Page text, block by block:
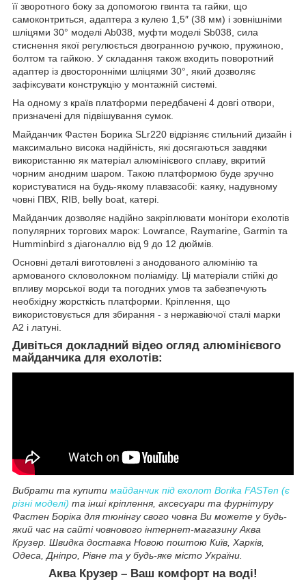
її зворотного боку за допомогою гвинта та гайки, що
самоконтриться, адаптера з кулею 1,5″ (38 мм) і зовнішніми
шліцями 30° моделі Ab038, муфти моделі Sb038, сила
стиснення якої регулюється двогранною ручкою, пружиною,
болтом та гайкою. У складання також входить поворотний
адаптер із двосторонніми шліцями 30°, який дозволяє
зафіксувати конструкцію у монтажній системі.
На одному з країв платформи передбачені 4 довгі отвори,
призначені для підвішування сумок.
Майданчик Фастен Борика SLr220 відрізняє стильний дизайн і
максимально висока надійність, які досягаються завдяки
використанню як матеріал алюмінієвого сплаву, вкритий
чорним анодним шаром. Такою платформою буде зручно
користуватися на будь-якому плавзасобі: каяку, надувному
човні ПВХ, RIB, belly boat, катері.
Майданчик дозволяє надійно закріплювати монітори ехолотів
популярних торгових марок: Lowrance, Raymarine, Garmin та
Humminbird з діагоналлю від 9 до 12 дюймів.
Основні деталі виготовлені з анодованого алюмінію та
армованого скловолокном поліаміду. Ці матеріали стійкі до
впливу морської води та погодних умов та забезпечують
необхідну жорсткість платформи. Кріплення, що
використовується для збирання - з нержавіючої сталі марки
А2 і латуні.
Дивіться докладний відео огляд алюмінієвого
майданчика для ехолотів:
Вибрати та купити майданчик під ехолот Borika FASTen (є
різні моделі) та інші кріплення, аксесуари та фурнітуру
Фастен Боріка для тюнінгу свого човна Ви можете у будь-
який час на сайті човнового інтернет-магазину Аква
Крузер. Швидка доставка Новою поштою Київ, Харків,
Одеса, Дніпро, Рівне та у будь-яке місто України.
Аква Крузер – Ваш комфорт на воді!